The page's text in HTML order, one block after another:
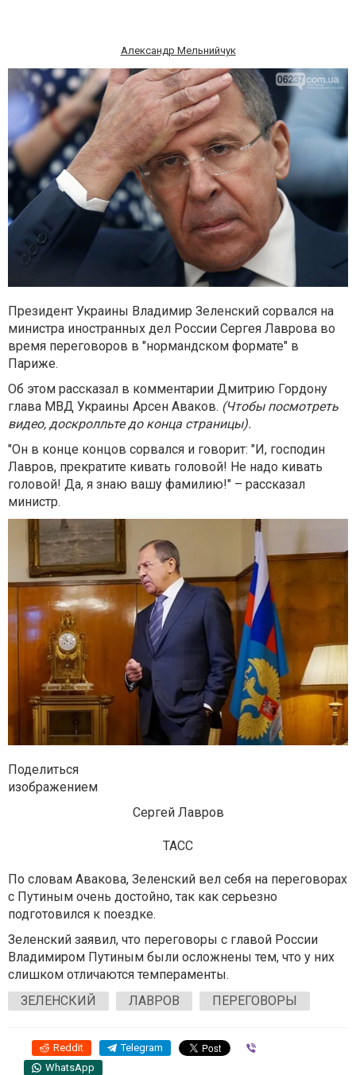
Александр Мельнийчук
Президент Украины Владимир Зеленский сорвался на
министра иностранных дел России Сергея Лаврова во
время переговоров в "нормандском формате" в
Париже.
Об этом рассказал в комментарии Дмитрию Гордону
глава МВД Украины Арсен Аваков. (Чтобы посмотреть
видео, доскролльте до конца страницы).
"Он в конце концов сорвался и говорит: "И, господин
Лавров, прекратите кивать головой! Не надо кивать
головой! Да, я знаю вашу фамилию!" – рассказал
министр.
Поделиться
изображением
Сергей Лавров
ТАСС
По словам Авакова, Зеленский вел себя на переговорах
с Путиным очень достойно, так как серьезно
подготовился к поездке.
Зеленский заявил, что переговоры с главой России
Владимиром Путиным были осложнены тем, что у них
слишком отличаются темпераменты.
ЗЕЛЕНСКИЙ
ЛАВРОВ ПЕРЕГОВОРЫ
Reddit Telegram
WhatsApp